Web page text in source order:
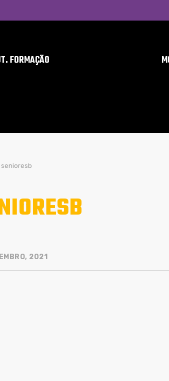
FORMAÇÃO
senioresb
2021